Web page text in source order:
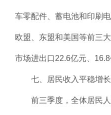
车零配件、蓄电池和印刷
欧盟、东盟和美国等前三
市场进出口22.6亿元、
七、居民收入平稳增
前三季度，全体居民